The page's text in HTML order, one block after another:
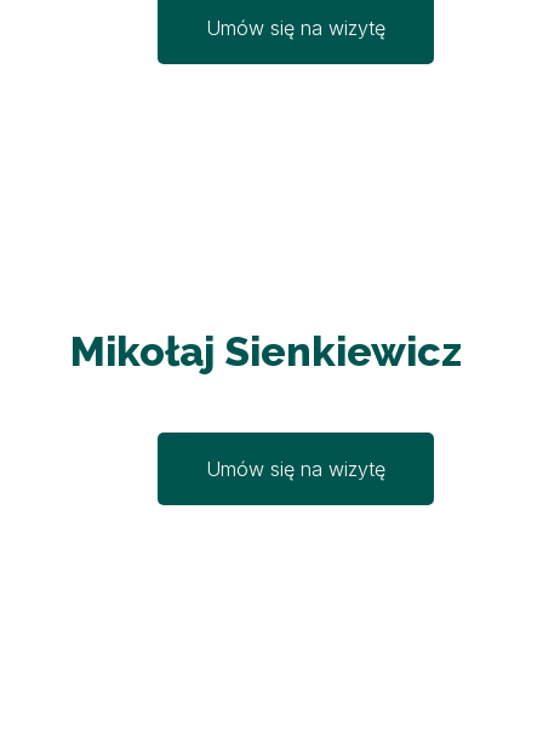
Umów się na wizytę
Mikołaj Sienkiewicz
Umów się na wizytę